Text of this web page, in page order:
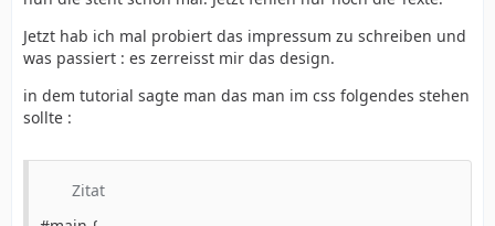
Jetzt hab ich mal probiert das impressum zu schreiben und
was passiert : es zerreisst mir das design.
in dem tutorial sagte man das man im css folgendes stehen
sollte :
Zitat